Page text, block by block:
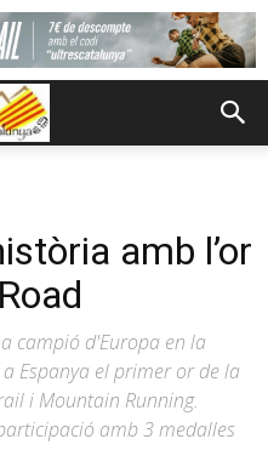
amb l’or
campió d'Europa en la
Espanya el primer or de la
i Mountain Running.
amb 3 medalles